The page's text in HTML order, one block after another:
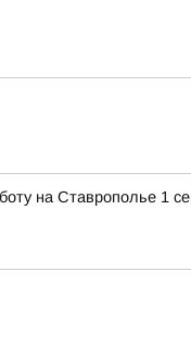
на Ставрополье 1